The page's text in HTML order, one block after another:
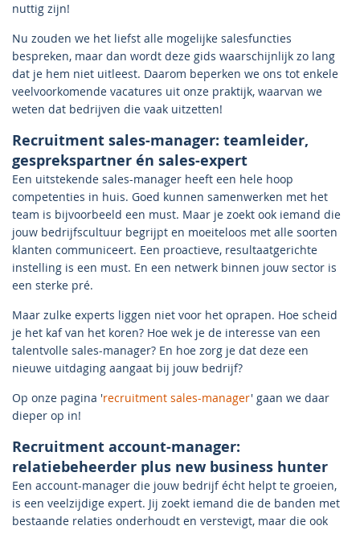
nuttig zijn!
Nu zouden we het liefst alle mogelijke salesfuncties
bespreken, maar dan wordt deze gids waarschijnlijk zo lang
dat je hem niet uitleest. Daarom beperken we ons tot enkele
veelvoorkomende vacatures uit onze praktijk, waarvan we
weten dat bedrijven die vaak uitzetten!
Recruitment sales-manager: teamleider,
gesprekspartner én sales-expert
Een uitstekende sales-manager heeft een hele hoop
competenties in huis. Goed kunnen samenwerken met het
team is bijvoorbeeld een must. Maar je zoekt ook iemand die
jouw bedrijfscultuur begrijpt en moeiteloos met alle soorten
klanten communiceert. Een proactieve, resultaatgerichte
instelling is een must. En een netwerk binnen jouw sector is
een sterke pré.
Maar zulke experts liggen niet voor het oprapen. Hoe scheid
je het kaf van het koren? Hoe wek je de interesse van een
talentvolle sales-manager? En hoe zorg je dat deze een
nieuwe uitdaging aangaat bij jouw bedrijf?
Op onze pagina 'recruitment sales-manager' gaan we daar
dieper op in!
Recruitment account-manager:
relatiebeheerder plus new business hunter
Een account-manager die jouw bedrijf écht helpt te groeien,
is een veelzijdige expert. Jij zoekt iemand die de banden met
bestaande relaties onderhoudt en verstevigt, maar die ook